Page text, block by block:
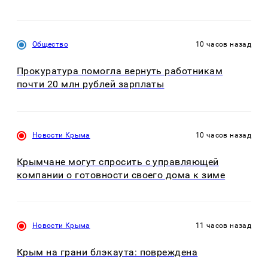
Общество 10 часов назад
Прокуратура помогла вернуть работникам
почти 20 млн рублей зарплаты
Новости Крыма 10 часов назад
Крымчане могут спросить с управляющей
компании о готовности своего дома к зиме
Новости Крыма 11 часов назад
Крым на грани блэкаута: повреждена